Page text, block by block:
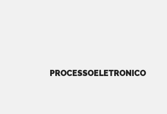
PROCESSOELETRONICO